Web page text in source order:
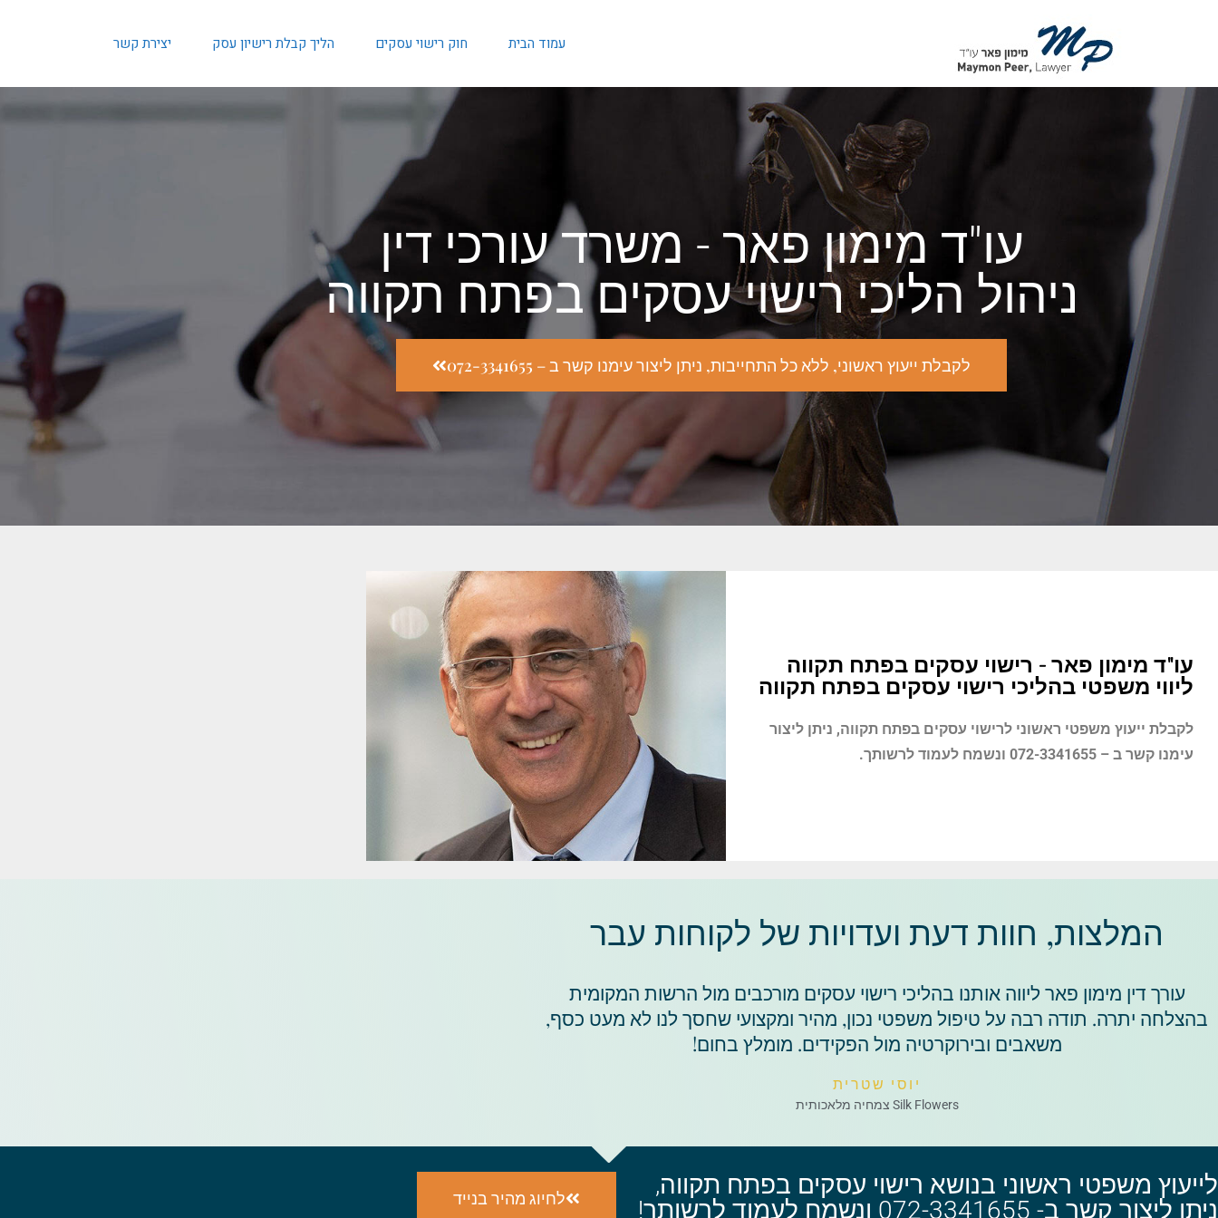
עמוד הבית חוק רישוי עסקים הליך קבלת רישיון עסק יצירת קשר
עו"ד מימון פאר - משרד עורכי דין
ניהול הליכי רישוי עסקים בפתח תקווה
לקבלת ייעוץ ראשוני, ללא כל התחייבות, ניתן ליצור עימנו קשר ב – 072-3341655
עו"ד מימון פאר - רישוי עסקים בפתח תקווה
ליווי משפטי בהליכי רישוי עסקים בפתח תקווה
לקבלת ייעוץ משפטי ראשוני לרישוי עסקיםבפתח תקווה, ניתן ליצור
עימנו קשר ב – 072-3341655 ונשמח לעמוד לרשותך.
המלצות, חוות דעת ועדויות של לקוחות עבר
עורך דין מימון פאר ליווה אותנו בהליכי רישוי עסקים מורכבים מול הרשות המקומית
בהצלחה יתרה. תודה רבה על טיפול משפטי נכון, מהיר ומקצועי שחסך לנו לא מעט כסף,
משאבים ובירוקרטיה מול הפקידים. מומלץ בחום!
יוסי שטרית
Silk Flowers צמחיה מלאכותית
לייעוץ משפטי ראשוני בנושא רישוי עסקים בפתח תקווה,
ניתן ליצור קשר ב- 072-3341655 ונשמח לעמוד לרשותך!
לחיוג מהיר בנייד